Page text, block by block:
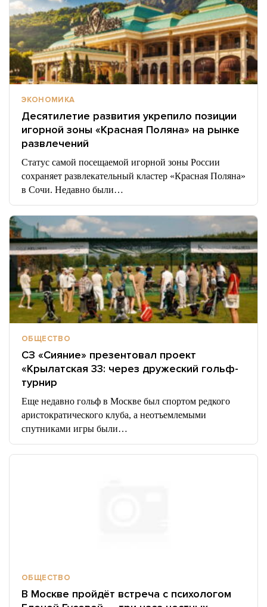
ЭКОНОМИКА
Десятилетие развития укрепило позиции
игорной зоны «Красная Поляна» на рынке
развлечений
Статус самой посещаемой игорной зоны России
сохраняет развлекательный кластер «Красная Поляна»
в Сочи. Недавно были…
ОБЩЕСТВО
СЗ «Сияние» презентовал проект
«Крылатская 33: через дружеский гольф-
турнир
Еще недавно гольф в Москве был спортом редкого
аристократического клуба, а неотъемлемыми
спутниками игры были…
ОБЩЕСТВО
В Москве пройдёт встреча с психологом